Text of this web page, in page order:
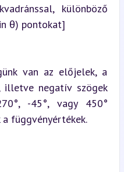
különböző
θ) pontokat]
van az előjelek, a
illetve negatív szögek
-45°, vagy 450°
függvényértékek.